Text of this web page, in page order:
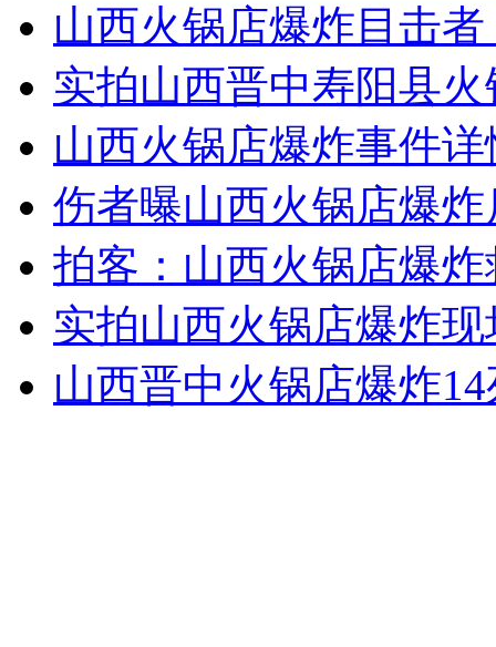
纽约上演“枕头大战”
司机酒驾遇交警 急速倒车逃窜
山西火锅店爆炸目击
实拍山西晋中寿阳县
山西火锅店爆炸事件
伤者曝山西火锅店爆
拍客：山西火锅店爆
实拍山西火锅店爆炸
山西晋中火锅店爆炸